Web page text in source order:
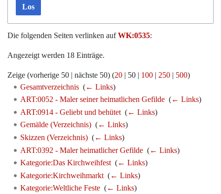
Los
Die folgenden Seiten verlinken aufWK:0535:
Angezeigt werden 18 Einträge.
Zeige (vorherige 50 | nächste 50) (20 | 50 | 100 | 250 | 500)
Gesamtverzeichnis‎ (← Links)
ART:0052 - Maler seiner heimatlichen Gefilde‎ (← Links)
ART:0914 - Geliebt und behütet‎ (← Links)
Gemälde (Verzeichnis)‎ (← Links)
Skizzen (Verzeichnis)‎ (← Links)
ART:0392 - Maler heimatlicher Gefilde‎ (← Links)
Kategorie:Das Kirchweihfest‎ (← Links)
Kategorie:Kirchweihmarkt‎ (← Links)
Kategorie:Weltliche Feste‎ (← Links)